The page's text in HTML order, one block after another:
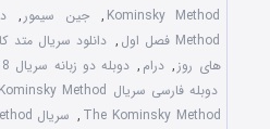
Kominsky Method
, جین سیمور ,
Method فصل اول
, دانلود سریال متد
های روز , درام , دوبله دو زبانه سریال The Kominsky Method 2018
دوبله فارسی سریال The Kominsky Method
The Kominsky Method
,